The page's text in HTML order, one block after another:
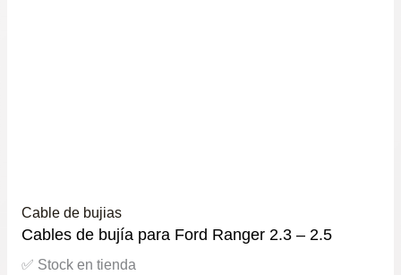
Cable de bujias
Cables de bujía para Ford Ranger 2.3 – 2.5
✅ Stock en tienda